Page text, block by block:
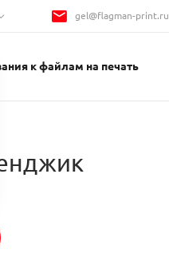
gel@flagman-print.ru
к файлам на печать